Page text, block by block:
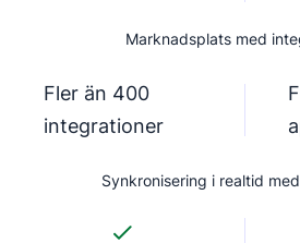
Marknadsplats med
Fler än 400
integrationer
Synkronisering i realtid